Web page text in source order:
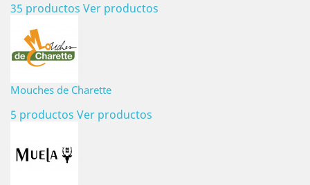
35 productos Ver productos
Mouches de Charette
5 productos Ver productos